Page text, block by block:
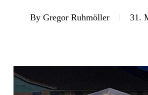
By Gregor Ruhmöller 31.